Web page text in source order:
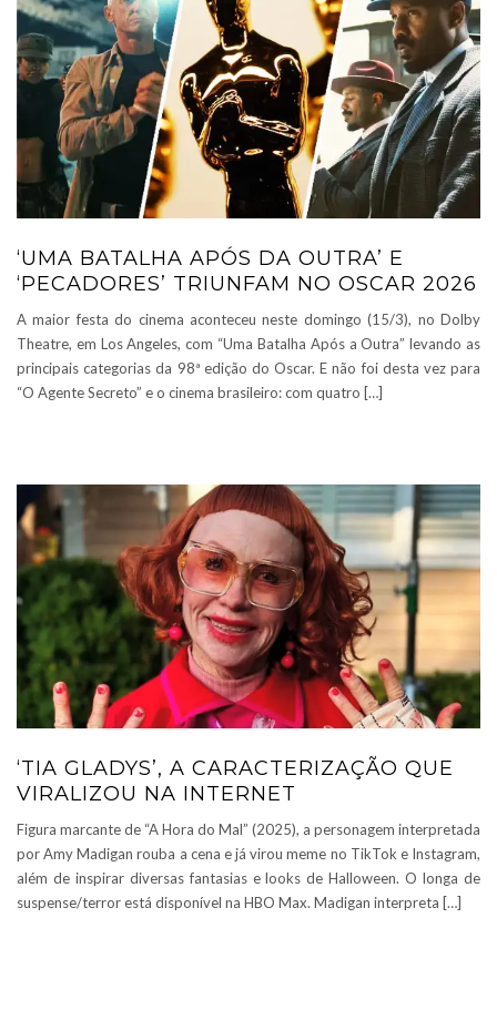
‘UMA BATALHA APÓS DA OUTRA’ E
‘PECADORES’ TRIUNFAM NO OSCAR 2026
A maior festa do cinema aconteceu neste domingo (15/3), no Dolby
Theatre, em Los Angeles, com “Uma Batalha Após a Outra” levando as
principais categorias da 98ª edição do Oscar. E não foi desta vez para
“O Agente Secreto” e o cinema brasileiro: com quatro […]
‘TIA GLADYS’, A CARACTERIZAÇÃO QUE
VIRALIZOU NA INTERNET
Figura marcante de “A Hora do Mal” (2025), a personagem interpretada
por Amy Madigan rouba a cena e já virou meme no TikTok e Instagram,
além de inspirar diversas fantasias e looks de Halloween. O longa de
suspense/terror está disponível na HBO Max. Madigan interpreta […]